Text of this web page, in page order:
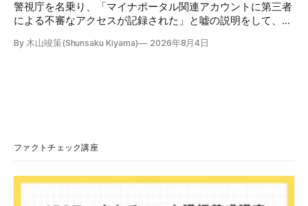
警視庁を名乗り、「マイナポータル関連アカウントに第三者
による不審なアクセスが記録された」と嘘の説明をして、リ
で、メール内のリンクを押さないようにと注意を呼びかけて
号：MN-2026-●●●」「マイナポータル関連アカウント
のうえで「2026年8月2日（日）23:59までに、ご本人操作か
By 木山竣策(Shunsaku Kiyama) 2026年8月4日
ファクトチェック講座